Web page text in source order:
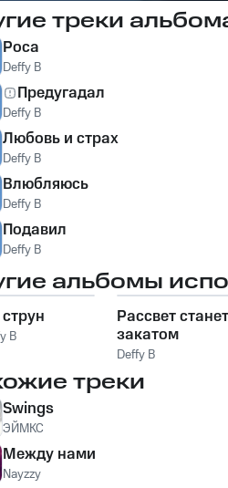
треки
Роса
Deffy B
Предугадал
Deffy B
Любовь и страх
Deffy B
Влюбляюсь
Deffy B
Подавил
Deffy B
альбомы
B
Рассвет станет
закатом
Deffy B
треки
Swings
ЭЙМКС
Между нами
Nayzzy